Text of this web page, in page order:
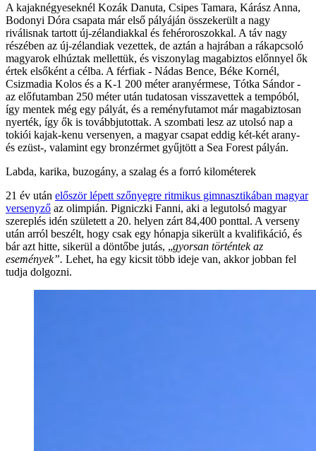
A kajaknégyeseknél Kozák Danuta, Csipes Tamara, Kárász Anna,
Bodonyi Dóra csapata már első pályáján összekerült a nagy
riválisnak tartott új-zélandiakkal és fehéroroszokkal. A táv nagy
részében az új-zélandiak vezettek, de aztán a hajrában a rákapcsoló
magyarok elhúztak mellettük, és viszonylag magabiztos előnnyel ők
értek elsőként a célba. A férfiak - Nádas Bence, Béke Kornél,
Csizmadia Kolos és a K-1 200 méter aranyérmese, Tótka Sándor -
az előfutamban 250 méter után tudatosan visszavettek a tempóból,
így mentek még egy pályát, és a reményfutamot már magabiztosan
nyerték, így ők is továbbjutottak. A szombati lesz az utolsó nap a
tokiói kajak-kenu versenyen, a magyar csapat eddig két-két arany-
és ezüst-, valamint egy bronzérmet gyűjtött a Sea Forest pályán.
Labda, karika, buzogány, a szalag és a forró kilométerek
21 év után először lépett szőnyegre ritmikus gimnasztikában magyar
versenyző az olimpián. Pigniczki Fanni, aki a legutolsó magyar
szereplés idén született a 20. helyen zárt 84,400 ponttal. A verseny
után arról beszélt, hogy csak egy hónapja sikerült a kvalifikáció, és
bár azt hitte, sikerül a döntőbe jutás, „gyorsan történtek az
események”. Lehet, ha egy kicsit több ideje van, akkor jobban fel
tudja dolgozni.